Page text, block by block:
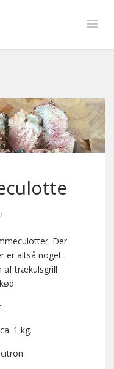
/
Der
er altså noget
af trækulsgrill
1 kg.